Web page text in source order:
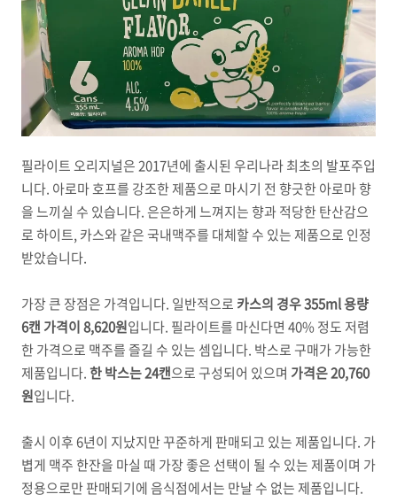
필라이트 오리지널은 2017년에 출시된 우리나라 최초의 발포주입
니다. 아로마 호프를 강조한 제품으로 마시기 전 향긋한 아로마 향
을 느끼실 수 있습니다. 은은하게 느껴지는 향과 적당한 탄산감으
로 하이트, 카스와 같은 국내맥주를 대체할 수 있는 제품으로 인정
받았습니다.
가장 큰 장점은 가격입니다. 일반적으로 카스의 경우 355ml 용량
6캔 가격이 8,620원입니다. 필라이트를 마신다면 40% 정도 저렴
한 가격으로 맥주를 즐길 수 있는 셈입니다. 박스로 구매가 가능한
제품입니다.한 박스는 24캔으로 구성되어 있으며 가격은 20,760
원입니다.
출시 이후 6년이 지났지만 꾸준하게 판매되고 있는 제품입니다. 가
볍게 맥주 한잔을 마실 때 가장 좋은 선택이 될 수 있는 제품이며 가
정용으로만 판매되기에 음식점에서는 만날 수 없는 제품입니다.